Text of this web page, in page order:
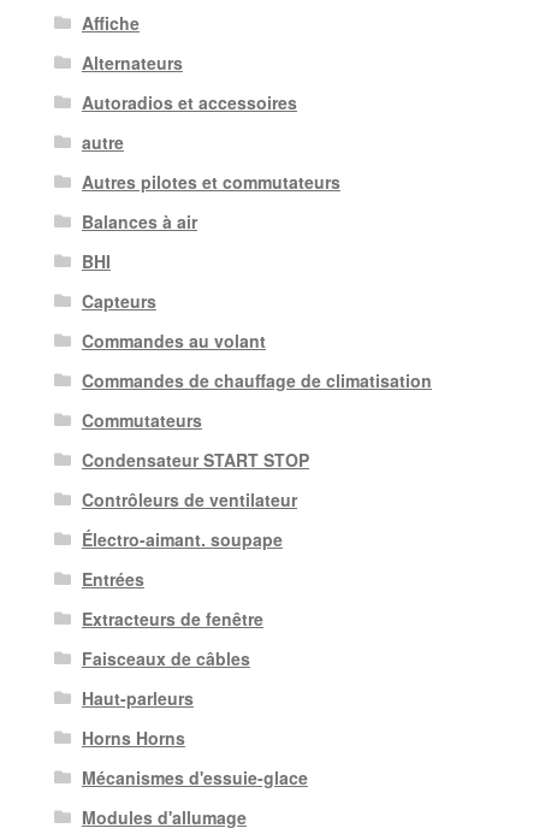
Affiche
Alternateurs
Autoradios et accessoires
autre
Autres pilotes et commutateurs
Balances à air
BHI
Capteurs
Commandes au volant
Commandes de chauffage de climatisation
Commutateurs
Condensateur START STOP
Contrôleurs de ventilateur
Électro-aimant. soupape
Entrées
Extracteurs de fenêtre
Faisceaux de câbles
Haut-parleurs
Horns Horns
Mécanismes d'essuie-glace
Modules d'allumage